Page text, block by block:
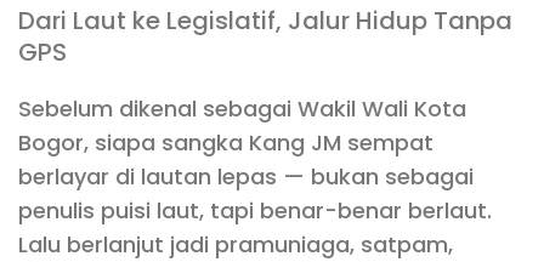
Dari Laut ke Legislatif, Jalur Hidup Tanpa
GPS
Sebelum dikenal sebagai Wakil Wali Kota
Bogor, siapa sangka Kang JM sempat
berlayar di lautan lepas — bukan sebagai
penulis puisi laut, tapi benar-benar berlaut.
Lalu berlanjut jadi pramuniaga, satpam,